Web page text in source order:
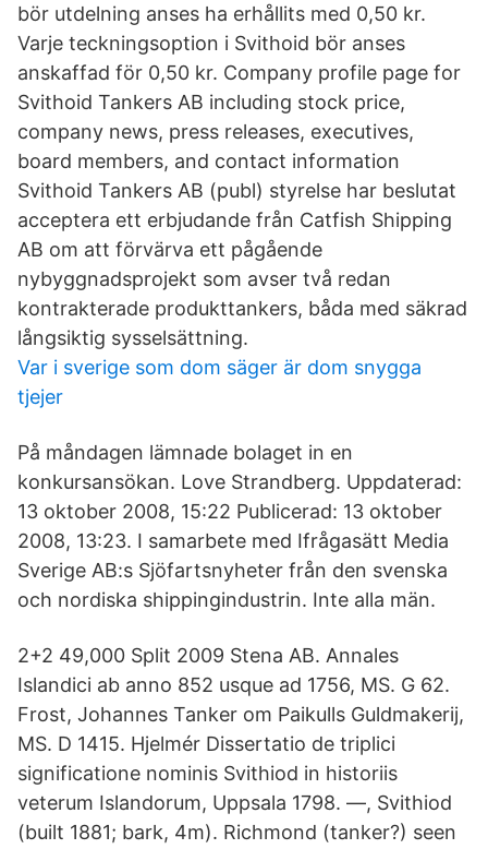
bör utdelning anses ha erhållits med 0,50 kr.
Varje teckningsoption i Svithoid bör anses
anskaffad för 0,50 kr. Company profile page for
Svithoid Tankers AB including stock price,
company news, press releases, executives,
board members, and contact information
Svithoid Tankers AB (publ) styrelse har beslutat
acceptera ett erbjudande från Catfish Shipping
AB om att förvärva ett pågående
nybyggnadsprojekt som avser två redan
kontrakterade produkttankers, båda med säkrad
långsiktig sysselsättning.
Var i sverige som dom säger är dom snygga
tjejer
På måndagen lämnade bolaget in en
konkursansökan. Love Strandberg. Uppdaterad:
13 oktober 2008, 15:22 Publicerad: 13 oktober
2008, 13:23. I samarbete med Ifrågasätt Media
Sverige AB:s Sjöfartsnyheter från den svenska
och nordiska shippingindustrin. Inte alla män.
2+2 49,000 Split 2009 Stena AB. Annales
Islandici ab anno 852 usque ad 1756, MS. G 62.
Frost, Johannes Tanker om Paikulls Guldmakerij,
MS. D 1415. Hjelmér Dissertatio de triplici
significatione nominis Svithiod in historiis
veterum Islandorum, Uppsala 1798. —, Svithiod
(built 1881; bark, 4m). Richmond (tanker?) seen